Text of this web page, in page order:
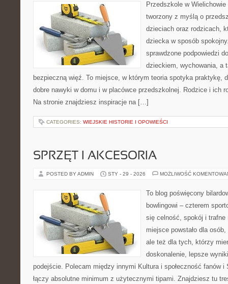
Przedszkole w
tworzony z myślą o
dzieciach oraz rodzicach,
dziecka w sposób
sprawdzone podpowiedzi
dzieckiem, wychowania, a
bezpieczną więź. To miejsce, w którym teoria spotyka praktykę,
dobre nawyki w domu i w placówce przedszkolnej. Rodzice i ich
Na stronie znajdziesz inspiracje na […]
CATEGORIES: WIEJSKIE HISTORIE I OPOWIEŚCI
SPRZĘT I AKCESORIA
POSTED BY ADMIN STY - 29 - 2026 MOŻLIWOŚĆ
To blog poświęcony
bowlingowi – czterem
się celność, spokój i trafne
miejsce powstało dla
ale też dla tych, którzy
doskonalenie, lepsze
podejście. Polecam między innymi Kultura i społeczność fanów
łączy absolutne minimum z użytecznymi tipami. Znajdziesz tu